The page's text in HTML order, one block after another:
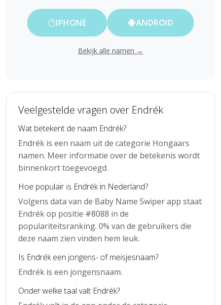
IPHONE ANDROID
Bekijk alle namen →
Veelgestelde vragen over Endrék
Wat betekent de naam Endrék?
Endrék is een naam uit de categorie Hongaars
namen. Meer informatie over de betekenis wordt
binnenkort toegevoegd.
Hoe populair is Endrék in Nederland?
Volgens data van de Baby Name Swiper app staat
Endrék op positie #8088 in de
populariteitsranking. 0% van de gebruikers die
deze naam zien vinden hem leuk.
Is Endrék een jongens- of meisjesnaam?
Endrék is een jongensnaam.
Onder welke taal valt Endrék?